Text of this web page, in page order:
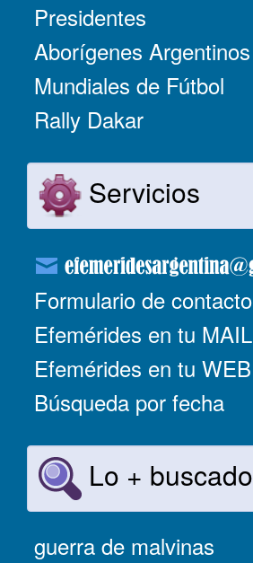
Presidentes
Aborígenes Argentinos
Mundiales de Fútbol
Rally Dakar
Servicios
Formulario de contacto
Efemérides en tu MAIL
Efemérides en tu WEB
Búsqueda por fecha
Lo + buscado
guerra de malvinas